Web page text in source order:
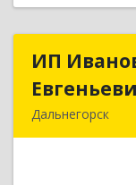
ИП
Дальнегорск